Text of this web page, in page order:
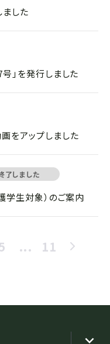
ました
」を発行しました
をアップしました
了しました
生対象）のご案内
... 11